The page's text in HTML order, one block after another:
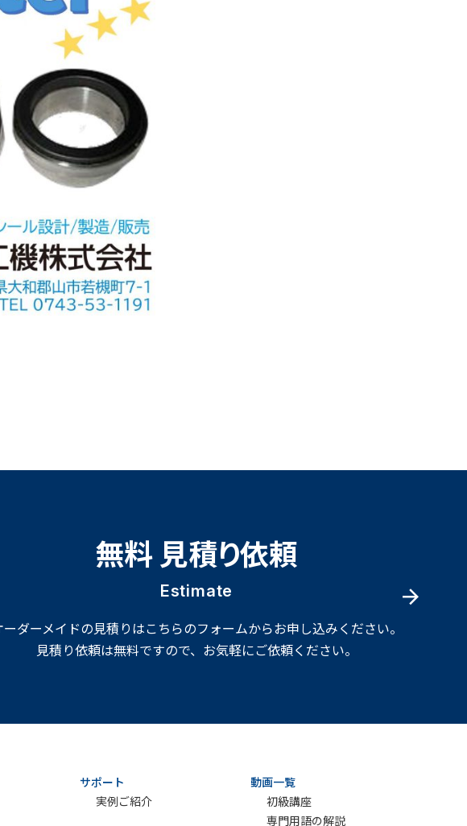
無料 見積り依頼
Estimate
ーダーメイドの見積りはこちらのフォームからお申し込みください。
見積り依頼は無料ですので、お気軽にご依頼ください。
サポート
実例ご紹介
動画一覧
初級講座
専門用語の解説